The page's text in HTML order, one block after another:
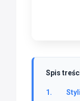
Spis